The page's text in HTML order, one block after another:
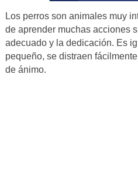
Los perros son animales muy
de aprender muchas acciones
adecuado y la dedicación. Es
pequeño, se distraen
de ánimo.